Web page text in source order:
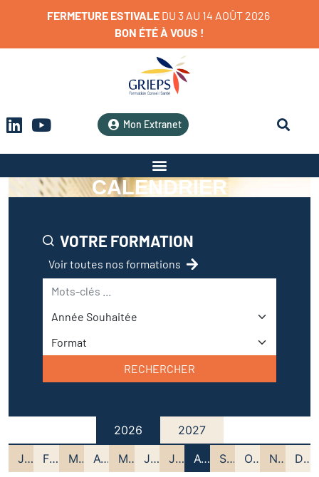
FERMETURE ESTIVALE DU 3 AU 14 AOÛT 2026
BON ÉTÉÀ VOUS !
Mon Extranet
CALENDRIER
VOTRE FORMATION
Voir toutes nos formations
RECHERCHER
2026
2027
JANV
FEV MARS AVRIL MAI JUIN JUIL AOUT SEPT OCT NOV DEC